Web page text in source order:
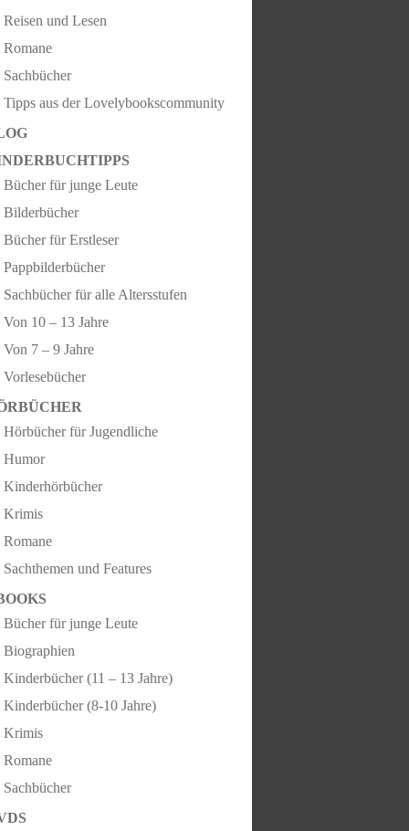
Reisen und Lesen
Romane
Sachbücher
Tipps aus der Lovelybookscommunity
Bücher für junge Leute
Bilderbücher
Bücher für Erstleser
Pappbilderbücher
Sachbücher für alle Altersstufen
Von 10 – 13 Jahre
Von 7 – 9 Jahre
Vorlesebücher
Hörbücher für Jugendliche
Humor
Kinderhörbücher
Krimis
Romane
Sachthemen und Features
Bücher für junge Leute
Biographien
Kinderbücher (11 – 13 Jahre)
Kinderbücher (8-10 Jahre)
Krimis
Romane
Sachbücher